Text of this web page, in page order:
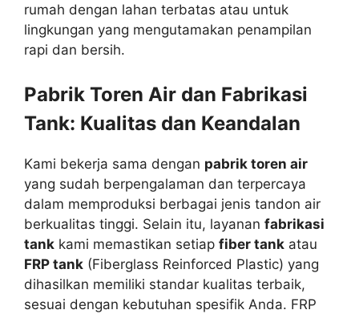
rumah dengan lahan terbatas atau untuk
lingkungan yang mengutamakan penampilan
rapi dan bersih.
Pabrik Toren Air dan Fabrikasi
Tank: Kualitas dan Keandalan
Kami bekerja sama dengan pabrik toren air
yang sudah berpengalaman dan terpercaya
dalam memproduksi berbagai jenis tandon air
berkualitas tinggi. Selain itu, layanan fabrikasi
tank kami memastikan setiap fiber tank atau
FRP tank (Fiberglass Reinforced Plastic) yang
dihasilkan memiliki standar kualitas terbaik,
sesuai dengan kebutuhan spesifik Anda. FRP